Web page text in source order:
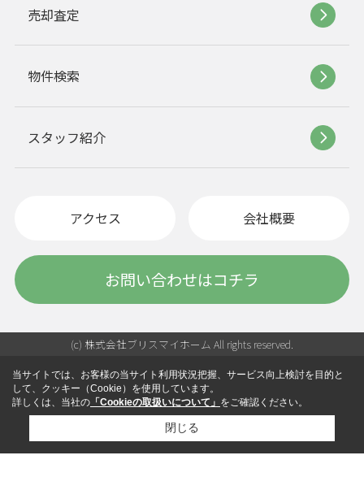
売却査定
物件検索
スタッフ紹介
アクセス 会社概要
お問い合わせはコチラ
(c) 株式会社ブリスマイホーム All rights reserved.
当サイトでは、お客様の当サイト利用状況把握、サービス向上検討を目的と
して、クッキー（Cookie）を使用しています。
詳しくは、当社の 「Cookieの取扱いについて」 をご確認ください。
閉じる